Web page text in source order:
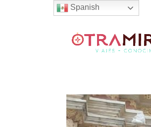
Spanish